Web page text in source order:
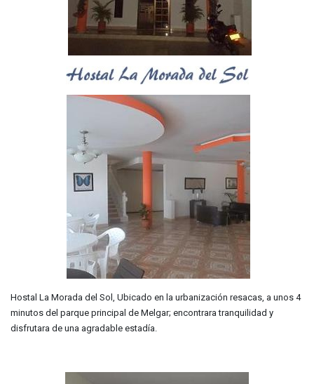
Hostal La Morada del Sol, Ubicado en la urbanización resacas, a unos 4
minutos del parque principal de Melgar; encontrara tranquilidad y
disfrutara de una agradable estadía.